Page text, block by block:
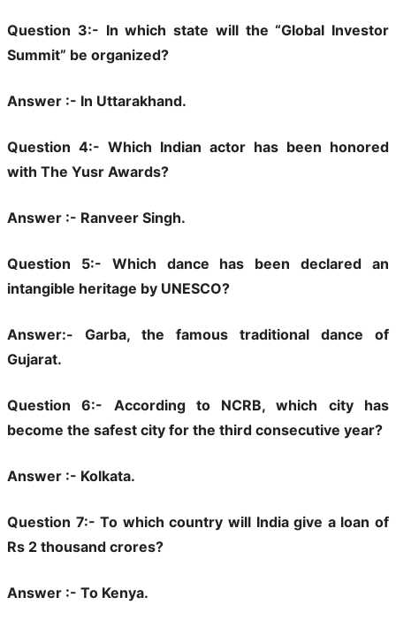
Question 3:- In which state will the “Global Investor
Summit” be organized?
Answer :- In Uttarakhand.
Question 4:- Which Indian actor has been honored
with The Yusr Awards?
Answer :- Ranveer Singh.
Question 5:- Which dance has been declared an
intangible heritage by UNESCO?
Answer:- Garba, the famous traditional dance of
Gujarat.
Question 6:- According to NCRB, which city has
become the safest city for the third consecutive year?
Answer :- Kolkata.
Question 7:- To which country will India give a loan of
Rs 2 thousand crores?
Answer :- To Kenya.